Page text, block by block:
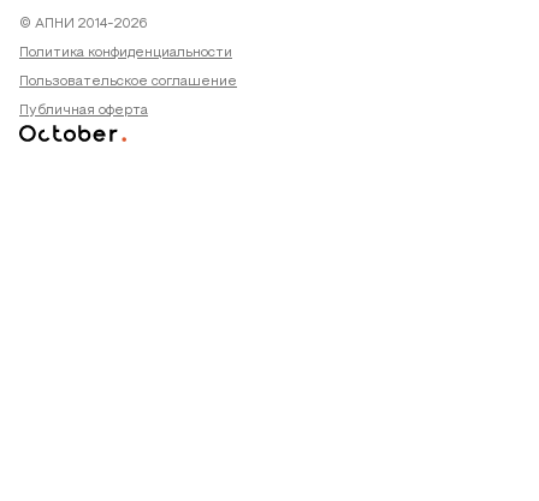
© АПНИ 2014-2026
Политика конфиденциальности
Пользовательское соглашение
Публичная оферта